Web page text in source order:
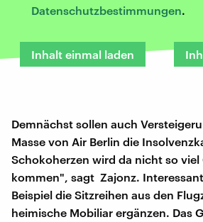
Datenschutzbestimmungen.
Inhalt einmal laden
Demnächst sollen auch
Masse von Air Berlin die
Schokoherzen wird da nicht so viel
kommen", sagt Zajonz.
Beispiel die Sitzreihen aus den
heimische Mobiliar ergänzen. Das